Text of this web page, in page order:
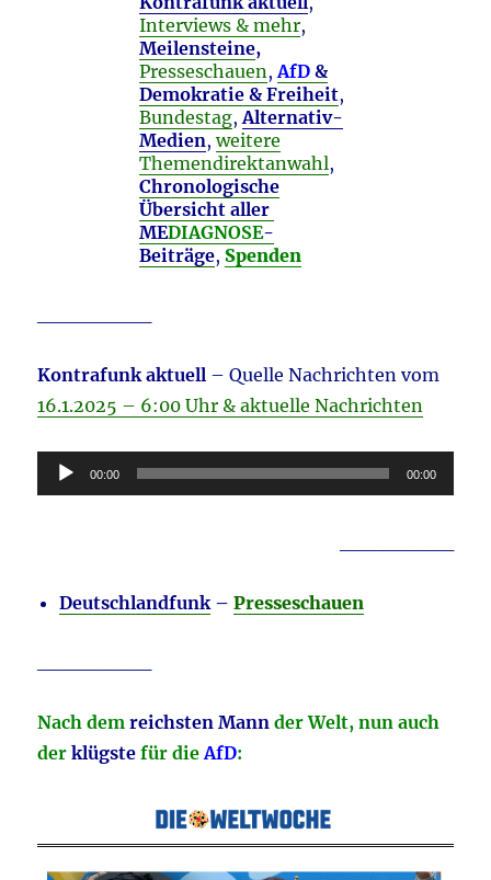
Interviews & mehr,
Meilensteine,
Presseschauen, AfD &
Demokratie & Freiheit,
Bundestag,Alternativ-
Medien,weitere
Themendirektanwahl,
Chronologische
Übersicht aller
MEDIAGNOSE-
Beiträge, Spenden
Kontrafunk aktuell – Quelle Nachrichten vom
16.1.2025 – 6:00 Uhr & aktuelle Nachrichten
Audio-
Player
00:00 00:00
Deutschlandfunk–Presseschauen
Nach demreichsten Mann der Welt, nun auch
derklügste für die AfD: